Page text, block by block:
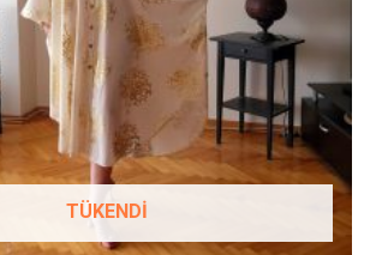
TÜKENDI
ürün
sayfasından
seçilebilir